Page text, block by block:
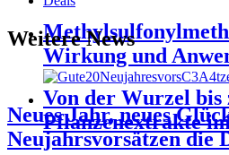
Wirkung und
Von der Wurzel bis
Pflanzenextrakte
Weitere News
Neues Jahr, neues
Neujahrsvorsätzen die